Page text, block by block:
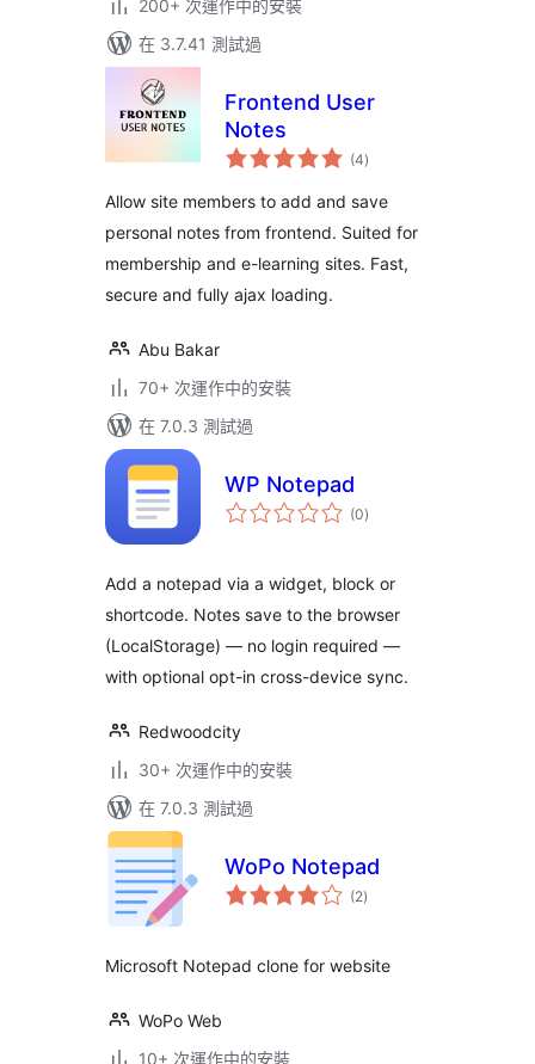
200+ 次運作中的安裝
在 3.7.41 測試過
Frontend User
Notes
(4總
評)
Allow site members to add and save
personal notes from frontend. Suited for
membership and e-learning sites. Fast,
secure and fully ajax loading.
Abu Bakar
70+ 次運作中的安裝
在 7.0.3 測試過
WP Notepad
(0總
評)
Add a notepad via a widget, block or
shortcode. Notes save to the browser
(LocalStorage) — no login required —
with optional opt-in cross-device sync.
Redwoodcity
30+ 次運作中的安裝
在 7.0.3 測試過
WoPo Notepad
(2總
評)
Microsoft Notepad clone for website
WoPo Web
10+ 次運作中的安裝